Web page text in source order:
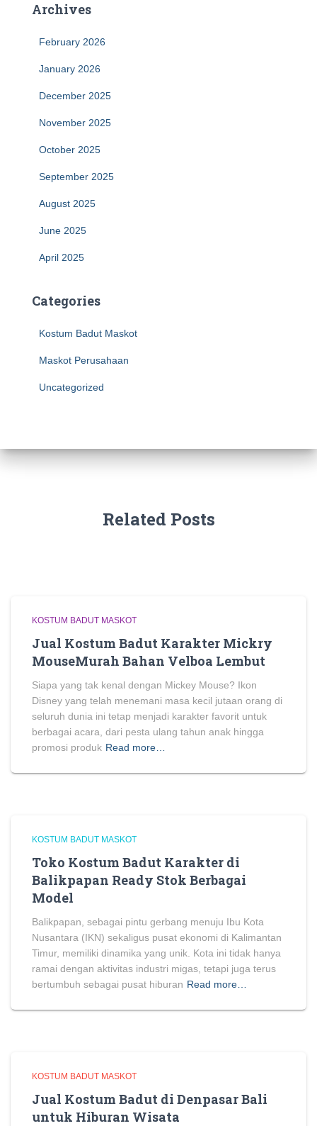
Archives
February 2026
January 2026
December 2025
November 2025
October 2025
September 2025
August 2025
June 2025
April 2025
Categories
Kostum Badut Maskot
Maskot Perusahaan
Uncategorized
Related Posts
KOSTUM BADUT MASKOT
Jual Kostum Badut Karakter Mickry
MouseMurah Bahan Velboa Lembut
Siapa yang tak kenal dengan Mickey Mouse? Ikon
Disney yang telah menemani masa kecil jutaan orang di
seluruh dunia ini tetap menjadi karakter favorit untuk
berbagai acara, dari pesta ulang tahun anak hingga
promosi produk Read more…
KOSTUM BADUT MASKOT
Toko Kostum Badut Karakter di
Balikpapan Ready Stok Berbagai
Model
Balikpapan, sebagai pintu gerbang menuju Ibu Kota
Nusantara (IKN) sekaligus pusat ekonomi di Kalimantan
Timur, memiliki dinamika yang unik. Kota ini tidak hanya
ramai dengan aktivitas industri migas, tetapi juga terus
bertumbuh sebagai pusat hiburan Read more…
KOSTUM BADUT MASKOT
Jual Kostum Badut di Denpasar Bali
untuk Hiburan Wisata